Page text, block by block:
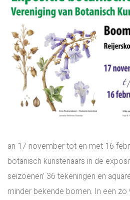
an 17 november tot en met 16
botanisch kunstenaars in de
seizoenen’ 36 tekeningen en
minder bekende bomen. In een